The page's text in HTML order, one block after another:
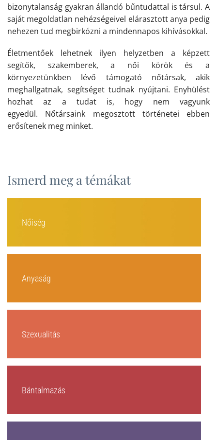
bizonytalanság gyakran állandó bűntudattal is társul. A
saját megoldatlan nehézségeivel elárasztott anya pedig
nehezen tud megbirkózni a mindennapos kihívásokkal.
Életmentőek lehetnek ilyen helyzetben a képzett
segítők, szakemberek, a női körök és a
környezetünkben lévő támogató nőtársak, akik
meghallgatnak, segítséget tudnak nyújtani. Enyhülést
hozhat az a tudat is, hogy nem vagyunk
egyedül. Nőtársaink megosztott történetei ebben
erősítenek meg minket.
Ismerd meg a témákat
Nőiség
Anyaság
Szexualitás
Bántalmazás